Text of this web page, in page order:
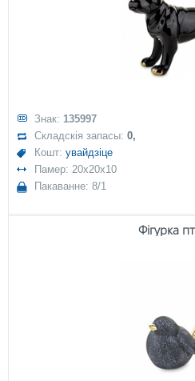
Знак: 135997
Складскія запасы:0,
Кошт:увайдзіце
Памер: 20x20x10
Пакаванне: 8/1
Фігурка